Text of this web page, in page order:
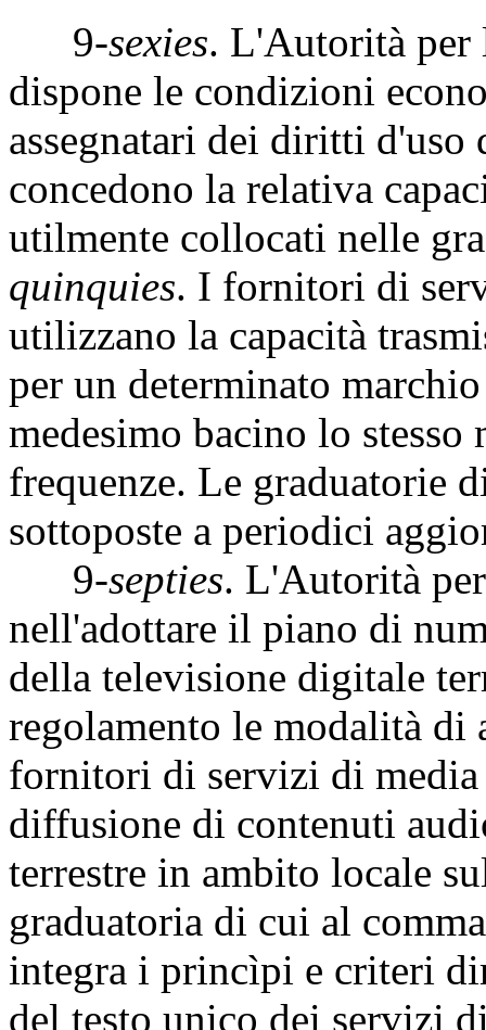
9-sexies. L'Autorità per
dispone le condizioni
assegnatari dei diritti d'uso
concedono la relativa
utilmente collocati nelle
quinquies. I fornitori di
utilizzano la capacità
per un determinato
medesimo bacino lo
frequenze. Le graduatorie
sottoposte a periodici
9-septies. L'Autorità
nell'adottare il piano di
della televisione digitale
regolamento le modalità
fornitori di servizi di
diffusione di contenuti
terrestre in ambito locale
graduatoria di cui al
integra i princìpi e criteri
del testo unico dei servizi